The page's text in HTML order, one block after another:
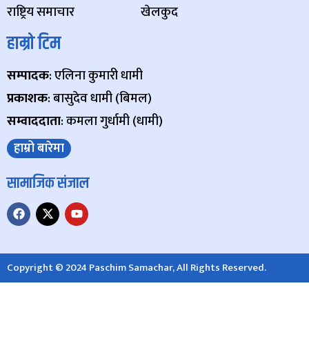
राष्ट्रिय समाचार
खेलकुद
हाम्रो टिम
सम्पादक: एलिना कुमारी धामी
प्रकाशक: बासुदेव धामी (बिमल)
सम्वाददाता: कमला गुर्धामी (धामी)
हाम्रो बारेमा
सामाजिक संजाल
Copyright © 2024 Paschim Samachar, All Rights Reserved.